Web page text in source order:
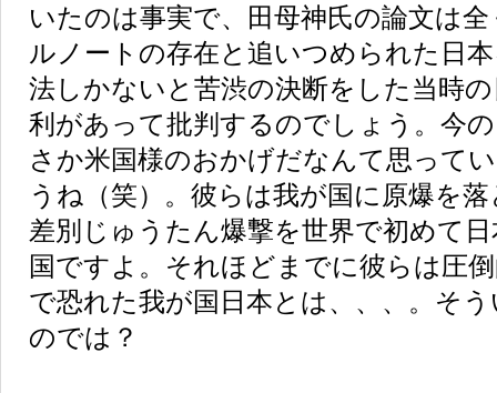
いたのは事実で、田母神氏の論文は
ルノートの存在と追いつめられた日
法しかないと苦渋の決断をした当時
利があって批判するのでしょう。今
さか米国様のおかげだなんて思って
うね（笑）。彼らは我が国に原爆を
差別じゅうたん爆撃を世界で初めて
国ですよ。それほどまでに彼らは圧
で恐れた我が国日本とは、、、。そ
のでは？